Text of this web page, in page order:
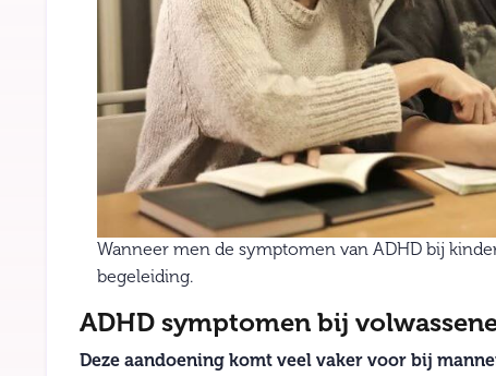
Wanneer men de symptomen van ADHD bij
begeleiding.
ADHD symptomen bij
Deze aandoening komt veel vaker voor bij